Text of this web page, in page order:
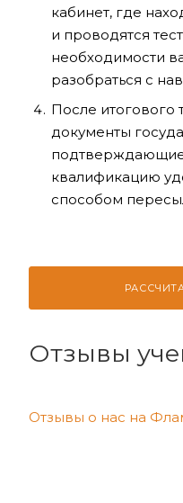
кабинет, где
и проводятся
необходимости
разобраться с
После итогового
документы
квалификацию
способом
Отзывы
Отзывы о нас на